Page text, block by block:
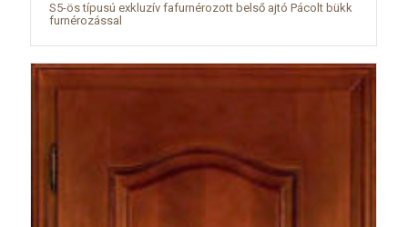
S5-ös típusú exkluzív fafurnérozott belső ajtó Pácolt bükk
furnérozással